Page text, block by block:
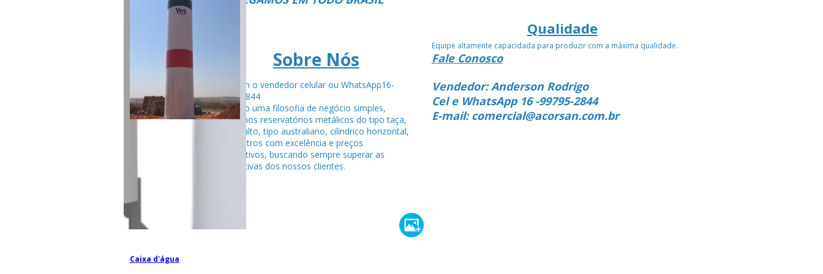
Sobre Nós
Fale com o vendedor celular ou WhatsApp16-
99795-2844
Seguindo uma filosofia de negócio simples,
fabricamos reservatórios metálicos do tipo taça,
tubular alto, tipo australiano, cilíndrico horizontal,
entre outros com excelência e preços
competitivos, buscando sempre superar as
espectativas dos nossos clientes.
Qualidade
Equipe altamente capacidada para produzir com a máxima qualidade.
Fale Conosco
Vendedor: Anderson Rodrigo
Cel e WhatsApp 16 -99795-2844
E-mail: comercial@acorsan.com.br
Caixa d'água